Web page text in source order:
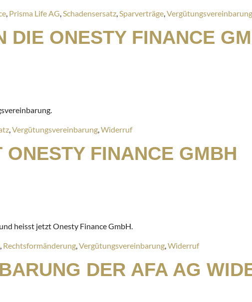
, Prisma Life AG,Schadensersatz,Sparverträge,Vergütungsvereinbarung
DIE ONESTY FINANCE
,Vergütungsvereinbarung,Widerruf
FINANCE GMBH
heisst jetzt Onesty Finance GmbH.
, Rechtsformänderung,Vergütungsvereinbarung,Widerruf
DER AFA AG